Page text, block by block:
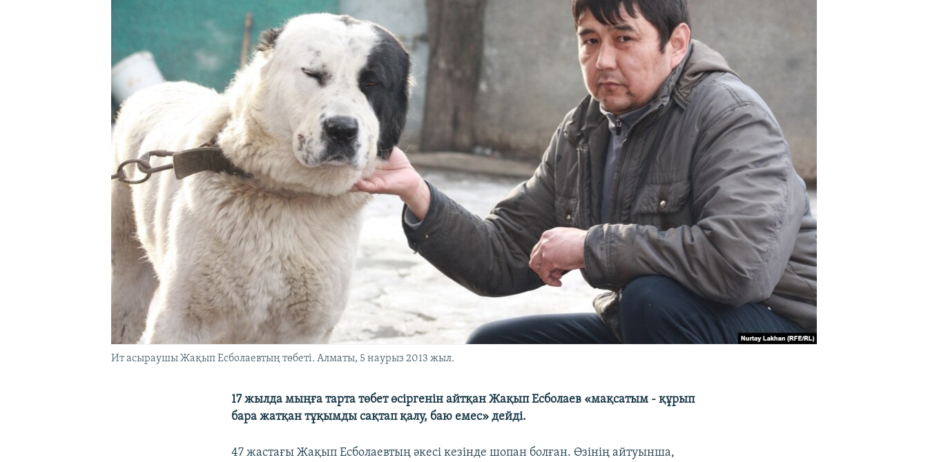
Ит асыраушы Жақып Есболаевтың төбеті. Алматы, 5 наурыз 2013 жыл.
17 жылда мыңға тарта төбет өсіргенін айтқан Жақып Есболаев «мақсатым - құрып
бара жатқан тұқымды сақтап қалу, баю емес» дейді.
47 жастағы Жақып Есболаевтың әкесі кезінде шопан болған. Өзінің айтуынша,